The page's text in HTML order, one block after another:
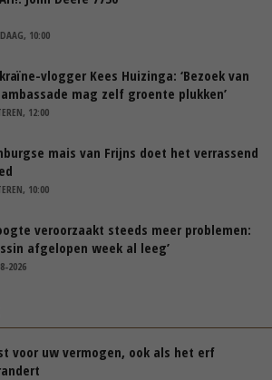
10:00
vlogger Kees Huizinga: ‘Bezoek van
mag zelf groente plukken’
12:00
mais van Frijns doet het verrassend
10:00
veroorzaakt steeds meer problemen:
afgelopen week al leeg’
2026
voor uw vermogen, ook als het erf